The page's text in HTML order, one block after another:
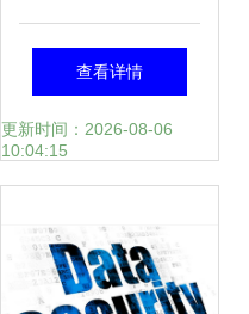
为基石，构建以客
户为本的弹性电信
查看详情
更新时间：2026-08-06
10:04:15